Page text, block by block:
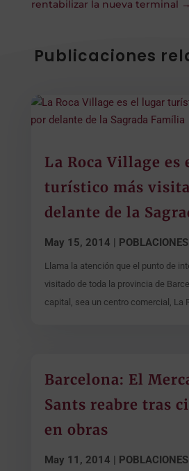
rentabilizar la nueva terminal →
Publicaciones
La Roca Village es
turístico más
delante de la
May 15, 2014 POBLACIONES
Llama la atención que el punto de
visitado de toda la provincia de
capital, sea un centro comercial, La
Barcelona: El
Sants reabre tras
en obras
May 11, 2014 | POBLACIONES